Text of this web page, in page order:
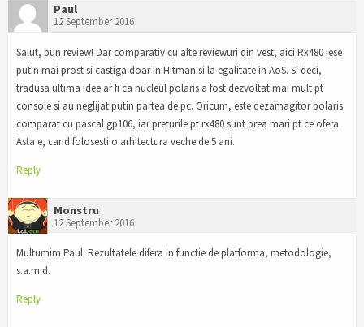
Paul
12 September 2016
Salut, bun review! Dar comparativ cu alte reviewuri din vest, aici Rx480 iese
putin mai prost si castiga doar in Hitman si la egalitate in AoS. Si deci,
tradusa ultima idee ar fi ca nucleul polaris a fost dezvoltat mai mult pt
console si au neglijat putin partea de pc. Oricum, este dezamagitor polaris
comparat cu pascal gp106, iar preturile pt rx480 sunt prea mari pt ce ofera.
Asta e, cand folosesti o arhitectura veche de 5 ani.
Reply
Monstru
12 September 2016
Multumim Paul. Rezultatele difera in functie de platforma, metodologie,
s.a.m.d.
Reply